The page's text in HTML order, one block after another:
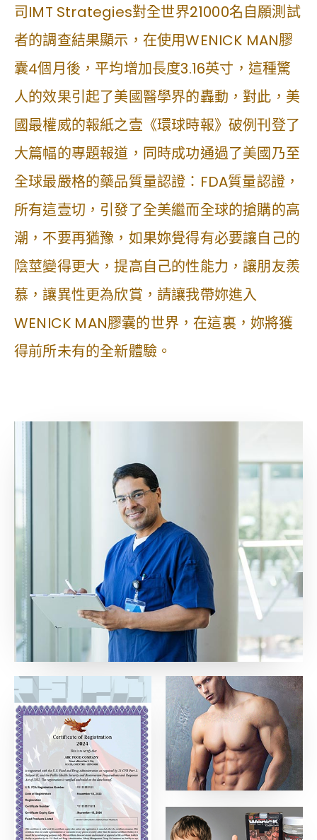
司IMT Strategies對全世界21000名自願測試
者的調查結果顯示，在使用WENICK MAN膠
囊4個月後，平均增加長度3.16英寸，這種驚
人的效果引起了美國醫學界的轟動，對此，美
國最權威的報紙之壹《環球時報》破例刊登了
大篇幅的專題報道，同時成功通過了美國乃至
全球最嚴格的藥品質量認證：FDA質量認證，
所有這壹切，引發了全美繼而全球的搶購的高
潮，不要再猶豫，如果妳覺得有必要讓自己的
陰莖變得更大，提高自己的性能力，讓朋友羨
慕，讓異性更為欣賞，請讓我帶妳進入
WENICK MAN膠囊的世界，在這裏，妳將獲
得前所未有的全新體驗。